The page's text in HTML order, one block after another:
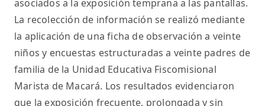
asociados a la exposición temprana a las pantallas.
La recolección de información se realizó mediante
la aplicación de una ficha de observación a veinte
niños y encuestas estructuradas a veinte padres de
familia de la Unidad Educativa Fiscomisional
Marista de Macará. Los resultados evidenciaron
que la exposición frecuente, prolongada y sin